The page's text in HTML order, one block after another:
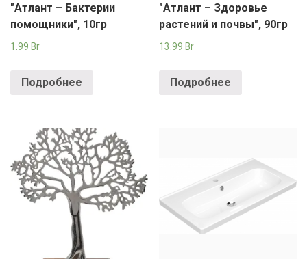
"Атлант – Бактерии
помощники", 10гр
1.99 Br
Подробнее
"Атлант – Здоровье
растений и почвы", 90гр
13.99 Br
Подробнее